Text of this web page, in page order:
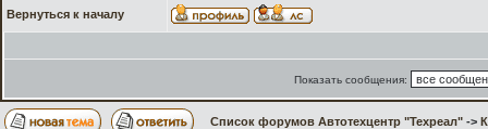
Вернуться к началу
Показать сообщения:
Список форумов Автотехцентр "Техреал" ->